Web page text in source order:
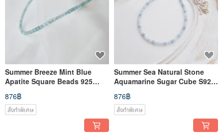
Summer Breeze Mint Blue
Apatite Square Beads 925
Sterling Silver Bracelet
876฿
สั่งทำพิเศษ
Summer Sea Natural Stone
Aquamarine Sugar Cube S925
Sterling Silver Bracelet
876฿
สั่งทำพิเศษ